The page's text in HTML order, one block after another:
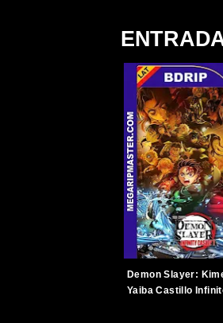
Demon Slayer:
Yaiba Castillo